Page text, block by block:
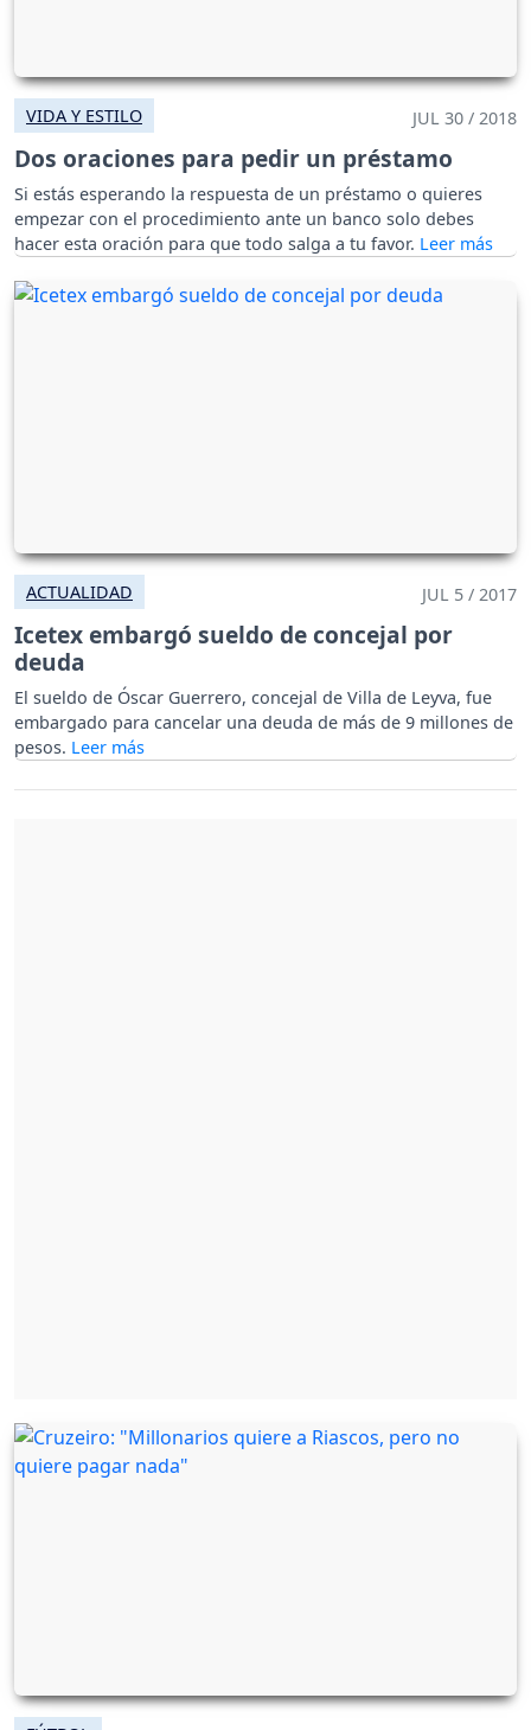
VIDA Y ESTILO JUL 30 / 2018
Dos oraciones para pedir un préstamo
Si estás esperando la respuesta de un préstamo o quieres
empezar con el procedimiento ante un banco solo debes
hacer esta oración para que todo salga a tu favor.
ACTUALIDAD JUL 5 / 2017
Icetex embargó sueldo de concejal por
deuda
El sueldo de Óscar Guerrero, concejal de Villa de Leyva, fue
embargado para cancelar una deuda de más de 9 millones de
pesos.